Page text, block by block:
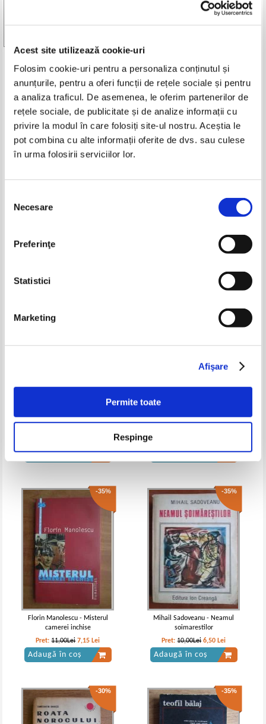
Acest site utilizează cookie-uri
Folosim cookie-uri pentru a personaliza conținutul și
anunțurile, pentru a oferi funcții de rețele sociale și pentru
a analiza traficul. De asemenea, le oferim partenerilor de
rețele sociale, de publicitate și de analize informații cu
privire la modul în care folosiți site-ul nostru. Aceștia le
pot combina cu alte informații oferite de dvs. sau culese
în urma folosirii serviciilor lor.
consimțământului
Necesare
Preferinţe
Statistici
Marketing
Afişare
Permite toate
Respinge
C. Negruzzi - Alexandru
Pret:10,00Lei
Pret:12,00Lei9,00Lei
Lapusneanul
-25%
Costache Negruzzi - Alexandru
Lapusneanu
IN STOC
Pret:13,00Lei9,75Lei
Costache Negruzzi - Alexandru
Lapusneanul
IN STOC
Pret:12,00Lei9,00Lei
Adaugă în coș
-30%
Produse din aceeasi categorie
Pret:10,00Lei
Ioan Pintilie - Dragos Voda
Lei
Grigore Bajenaru - Buna
Adaugă în coș
-35%
Carmen Iordachescu - Sa
Adaugă în coș
-35%
Florin Manolescu - Misterul
camerei inchise
Pret:11,00Lei 7,15 Lei
Adaugă în coș
-35%
Mihail Sadoveanu - Neamul
soimarestilor
Pret:10,00Lei 6,50 Lei
Adaugă în coș
-30% -35%